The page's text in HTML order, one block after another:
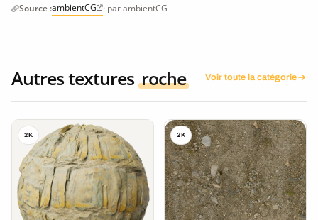
Source :ambientCG · par ambientCG
Autres textures roche Voir toute la catégorie
2K 2K